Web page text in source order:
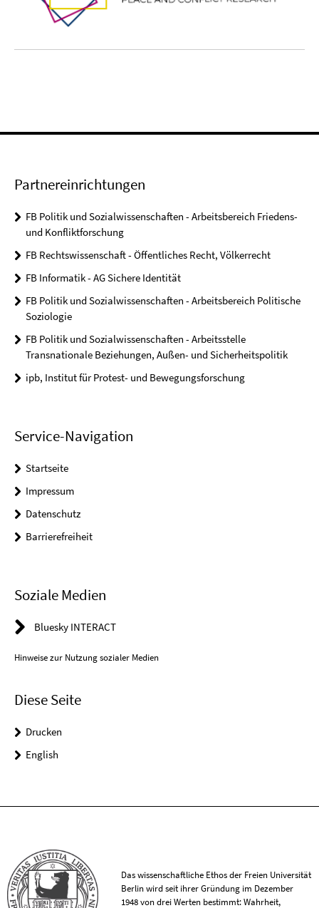
Partnereinrichtungen
FB Politik und Sozialwissenschaften - Arbeitsbereich Friedens-
und Konfliktforschung
FB Rechtswissenschaft - Öffentliches Recht, Völkerrecht
FB Informatik - AG Sichere Identität
FB Politik und Sozialwissenschaften - Arbeitsbereich Politische
Soziologie
FB Politik und Sozialwissenschaften - Arbeitsstelle
Transnationale Beziehungen, Außen- und Sicherheitspolitik
ipb, Institut für Protest- und Bewegungsforschung
Service-Navigation
Startseite
Impressum
Datenschutz
Barrierefreiheit
Soziale Medien
Bluesky INTERACT
Hinweise zur Nutzung sozialer Medien
Diese Seite
Drucken
English
Das wissenschaftliche Ethos der Freien Universität
Berlin wird seit ihrer Gründung im Dezember
1948 von drei Werten bestimmt: Wahrheit,